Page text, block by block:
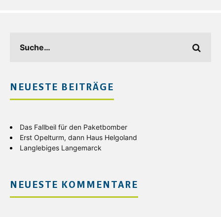
NEUESTE BEITRÄGE
Das Fallbeil für den Paketbomber
Erst Opelturm, dann Haus Helgoland
Langlebiges Langemarck
NEUESTE KOMMENTARE